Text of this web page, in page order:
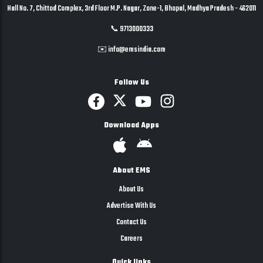
Hall No. 7, Chittod Complex, 3rd Floor M.P. Nagar, Zone-1, Bhopal, Madhya Pradesh - 462011
📞 9713000333
✉️ info@emsindia.com
Follow Us
Download Apps
About EMS
About Us
Advertise With Us
Contact Us
Careers